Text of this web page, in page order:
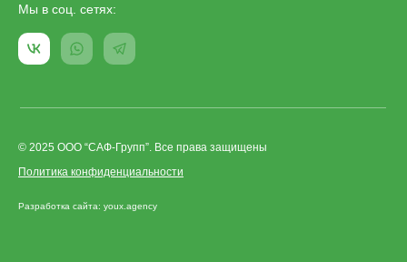
© 2025 ООО “САФ-Групп”. Все права защищены
Политика конфиденциальности
Разработка сайта: youx.agency
Мы в соц. сетях: